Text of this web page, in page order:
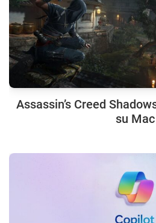
Assassin’s Creed
su Mac